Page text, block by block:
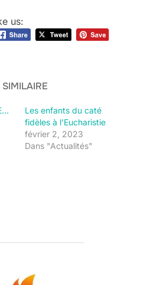
us:
SIMILAIRE
Les enfants du caté
fidèles à l’Eucharistie
février 2, 2023
Dans "Actualités"
LA PUBLICATION